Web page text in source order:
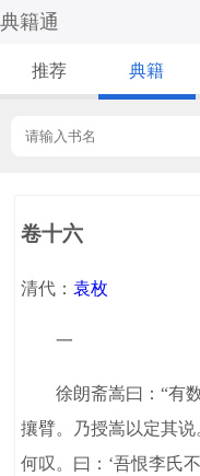
典籍通
推荐 典籍
卷十六
清代： 袁枚
一
徐朗斋嵩曰：“有数
攘臂。乃授嵩以定其
何叹。曰：‘吾恨李氏